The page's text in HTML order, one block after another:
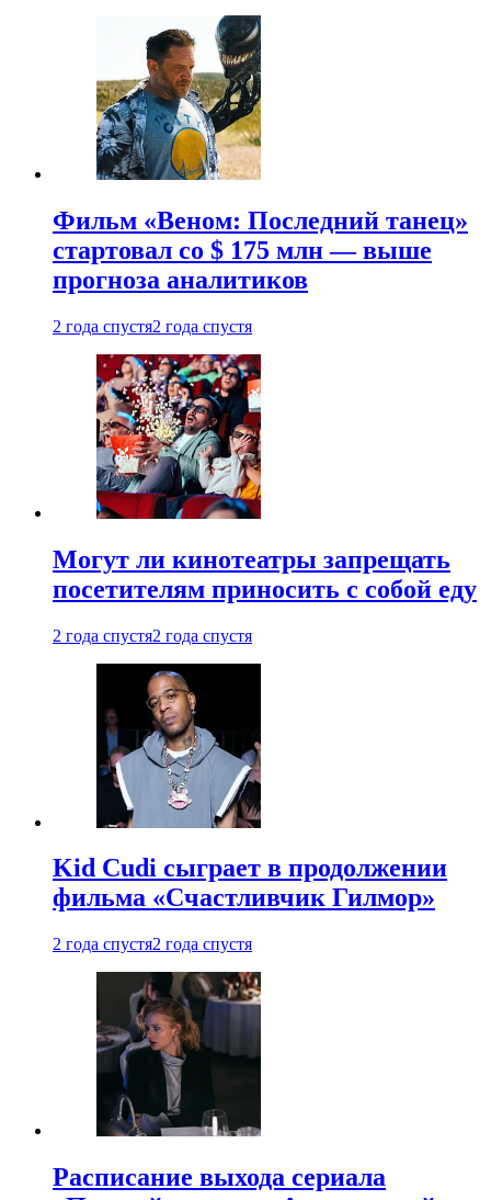
Фильм «Веном: Последний танец»
стартовал со $ 175 млн — выше
прогноза аналитиков
2 года спустя2 года спустя
Могут ли кинотеатры запрещать
посетителям приносить с собой еду
2 года спустя2 года спустя
Kid Cudi сыграет в продолжении
фильма «Счастливчик Гилмор»
2 года спустя2 года спустя
Расписание выхода сериала